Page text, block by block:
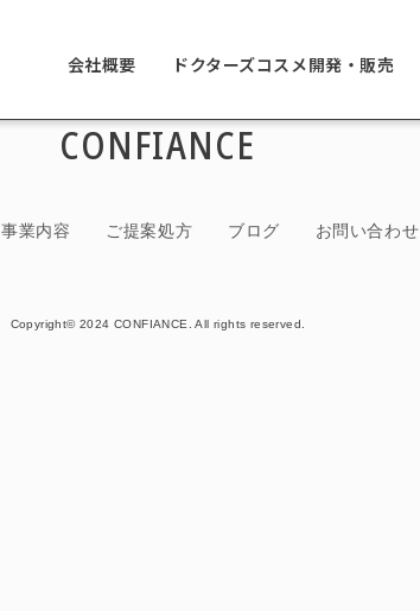
会社概要 ドクターズコスメ開発・販売
CONFIANCE
事業内容 ご提案処方 ブログ お問い合わせ
Copyright© 2024 CONFIANCE. All rights reserved.